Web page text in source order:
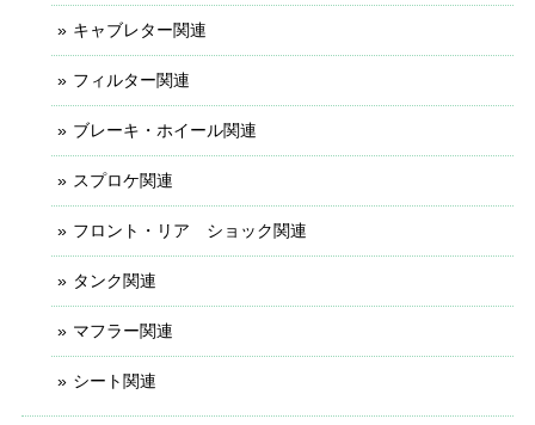
キャブレター関連
フィルター関連
ブレーキ・ホイール関連
スプロケ関連
フロント・リア ショック関連
タンク関連
マフラー関連
シート関連